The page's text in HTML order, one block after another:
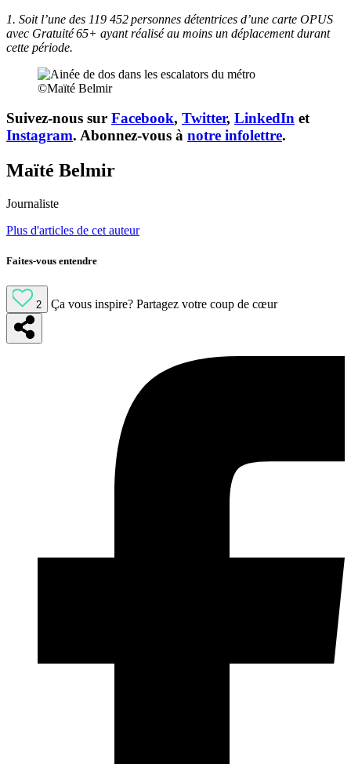
1. Soit l’une des 119 452 personnes détentrices d’une carte OPUS
avec Gratuité 65+ ayant réalisé au moins un déplacement durant
cette période.
©Maïté Belmir
Suivez-nous sur Facebook, Twitter, LinkedIn et
Instagram. Abonnez-vous à notre infolettre.
Maïté Belmir
Journaliste
Plus d'articles de cet auteur
Faites-vous entendre
2 Ça vous inspire? Partagez votre coup de cœur